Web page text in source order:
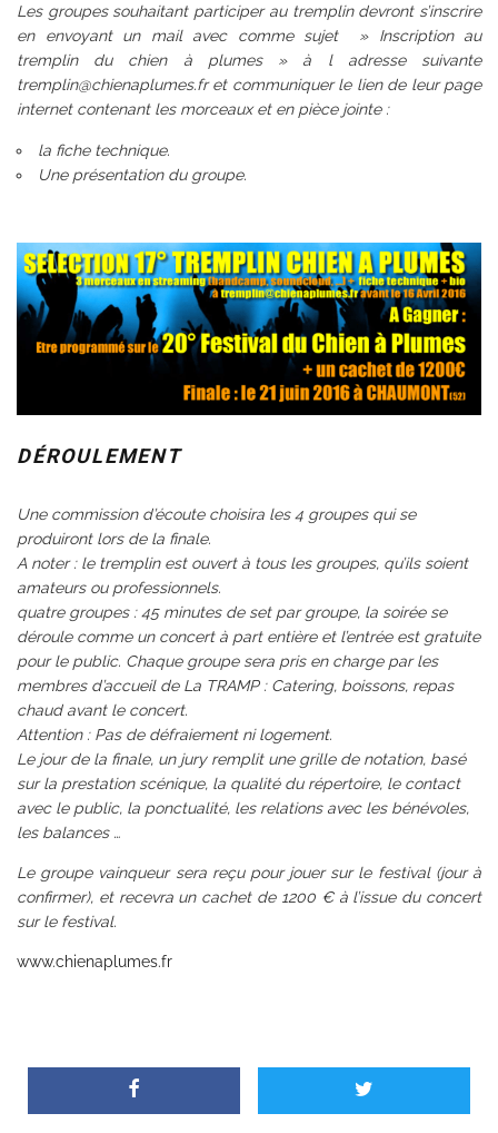
Les groupes souhaitant participer au tremplin devront s’inscrire
en envoyant un mail avec comme sujet » Inscription au
tremplin du chien à plumes » à l adresse suivante
tremplin@chienaplumes.fr et communiquer le lien de leur page
internet contenant les morceaux et en pièce jointe :
la fiche technique.
Une présentation du groupe.
DÉROULEMENT
Une commission d’écoute choisira les 4 groupes qui se
produiront lors de la finale.
A noter : le tremplin est ouvert à tous les groupes, qu’ils soient
amateurs ou professionnels.
quatre groupes : 45 minutes de set par groupe, la soirée se
déroule comme un concert à part entière et l’entrée est gratuite
pour le public. Chaque groupe sera pris en charge par les
membres d’accueil de La TRAMP : Catering, boissons, repas
chaud avant le concert.
Attention : Pas de défraiement ni logement.
Le jour de la finale, un jury remplit une grille de notation, basé
sur la prestation scénique, la qualité du répertoire, le contact
avec le public, la ponctualité, les relations avec les bénévoles,
les balances …
Le groupe vainqueur sera reçu pour jouer sur le festival (jour à
confirmer), et recevra un cachet de 1200 € à l’issue du concert
sur le festival.
www.chienaplumes.fr